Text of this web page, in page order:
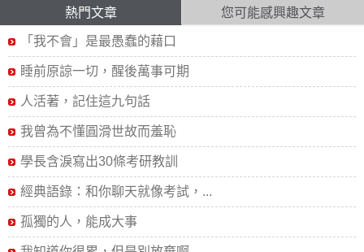
熱門文章 您可能感興趣文章
「我不會」是最愚蠢的藉口
睡前原諒一切，醒後萬事可期
人活著，記住這九句話
我曾為不懂圓滑世故而羞恥
學長含淚寫出30條考研教訓
經典語錄：和你聊天就像考試，...
孤獨的人，能成大事